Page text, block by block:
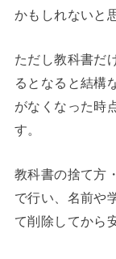
かもしれないと
ただし教科書だ
るとなると結構
がなくなった時
す。
教科書の捨て方
で行い、名前や
て削除してから